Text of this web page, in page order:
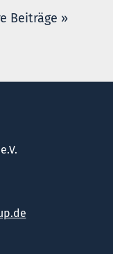
Beiträge »